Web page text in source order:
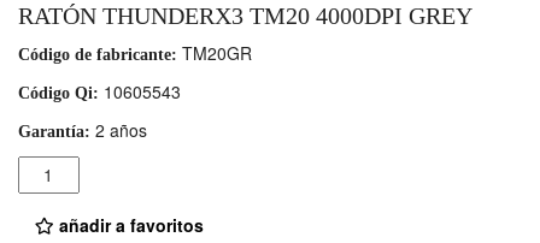
RATÓN THUNDERX3 TM20 4000DPI GREY
Código de fabricante: TM20GR
Código Qi: 10605543
Garantía: 2 años
Cantidad
añadir a favoritos